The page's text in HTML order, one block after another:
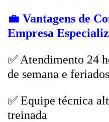
💼 Vantagens de
Empresa
✅ Atendimento 24
de semana e feriados
✅ Equipe técnica
treinada